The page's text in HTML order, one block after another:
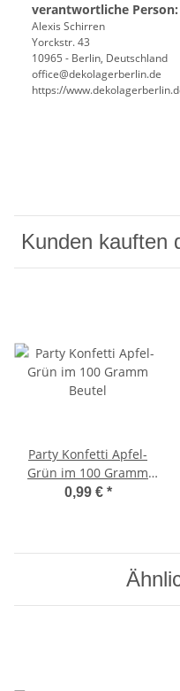
verantwortliche Person:
Alexis Schirren
Yorckstr. 43
10965 - Berlin, Deutschland
office@dekolagerberlin.de
https://
Kunden kauften
Party Konfetti Apfel-
Grün im 100 Gramm
Beutel
0,99 € *